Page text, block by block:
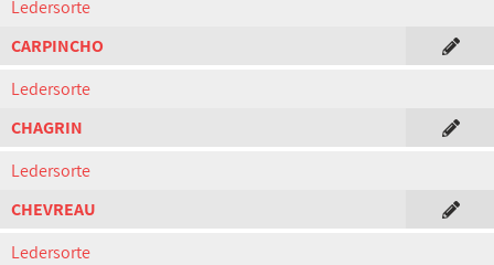
Ledersorte
CARPINCHO
Ledersorte
CHAGRIN
Ledersorte
CHEVREAU
Ledersorte